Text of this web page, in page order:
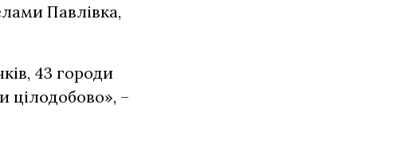
Павлівка,
43 городи
цілодобово», –